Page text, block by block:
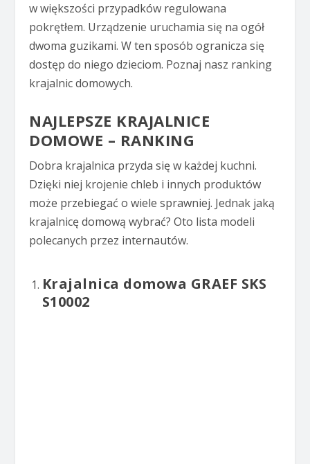
w większości przypadków regulowana
pokrętłem. Urządzenie uruchamia się na ogół
dwoma guzikami. W ten sposób ogranicza się
dostęp do niego dzieciom. Poznaj nasz ranking
krajalnic domowych.
NAJLEPSZE KRAJALNICE
DOMOWE – RANKING
Dobra krajalnica przyda się w każdej kuchni.
Dzięki niej krojenie chleb i innych produktów
może przebiegać o wiele sprawniej. Jednak jaką
krajalnicę domową wybrać? Oto lista modeli
polecanych przez internautów.
Krajalnica domowa GRAEF SKS
S10002